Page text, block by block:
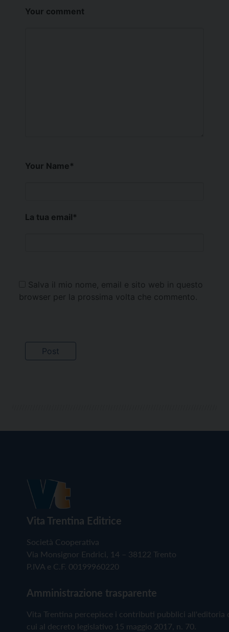
Your comment
Your Name*
La tua email*
Salva il mio nome, email e sito web in questo
browser per la prossima volta che commento.
Vita Trentina Editrice
Società Cooperativa
Via Monsignor Endrici, 14 – 38122 Trento
P.IVA e C.F. 00199960220
Amministrazione trasparente
Vita Trentina percepisce i contributi pubblici all'editoria
cui al decreto legislativo 15 maggio 2017, n. 70.